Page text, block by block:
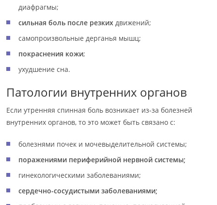
диафрагмы;
сильная боль после резких движений;
самопроизвольные дерганья мышц;
покраснения кожи;
ухудшение сна.
Патологии внутренних органов
Если утренняя спинная боль возникает из-за болезней
внутренних органов, то это может быть связано с:
болезнями почек и мочевыделительной системы;
поражениями периферийной нервной системы;
гинекологическими заболеваниями;
сердечно-сосудистыми заболеваниями;